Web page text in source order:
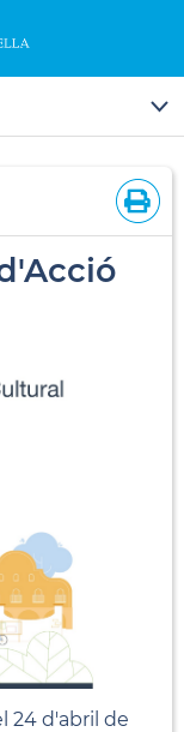
24 d'abril de